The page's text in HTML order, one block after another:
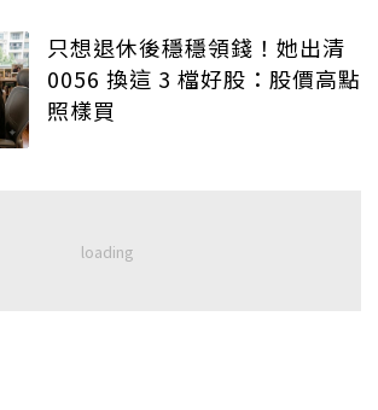
只想退休後穩穩領錢！她出清
0056 換這 3 檔好股：股價高點
照樣買